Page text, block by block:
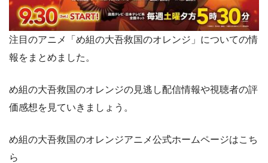
注目のアニメ「め組の大吾救国のオレンジ」についての情
報をまとめました。
め組の大吾救国のオレンジの見逃し配信情報や視聴者の評
価感想を見ていきましょう。
め組の大吾救国のオレンジアニメ公式ホームページはこち
ら